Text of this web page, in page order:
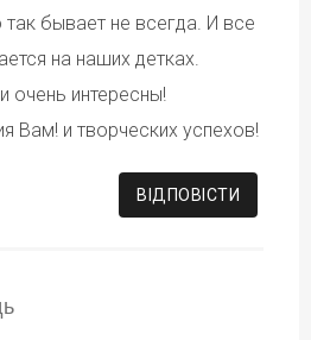
бывает не всегда. И все
на наших детках.
очень интересны!
Вам! и творческих успехов!
ВІДПОВІCТИ